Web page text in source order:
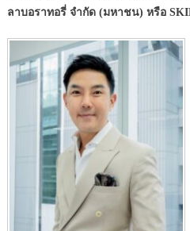
ลาบอราทอรี่ จํากัด (มหาชน) หรือ